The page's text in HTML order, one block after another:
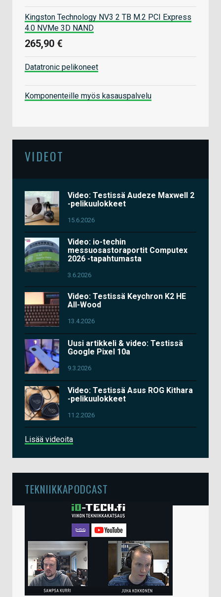
Kingston Technology NV3 2 TB M.2 PCI Express
4.0 NVMe 3D NAND
265,90 €
Datatronic pelikoneet
Komponenteille myös kasauspalvelu
VIDEOT
Video: Testissä Audeze Maxwell 2
-pelikuulokkeet
15.6.2026
Video: io-techin
messuosastoraportit Computex
2026 -tapahtumasta
3.6.2026
Video: Testissä Keychron K2 HE
All-Wood
13.4.2026
Uusi artikkeli & video: Testissä
Google Pixel 10a
9.3.2026
Video: Testissä Asus ROG Kithara
-pelikuulokkeet
11.2.2026
Lisää videoita
TEKNIIKKAPODCAST